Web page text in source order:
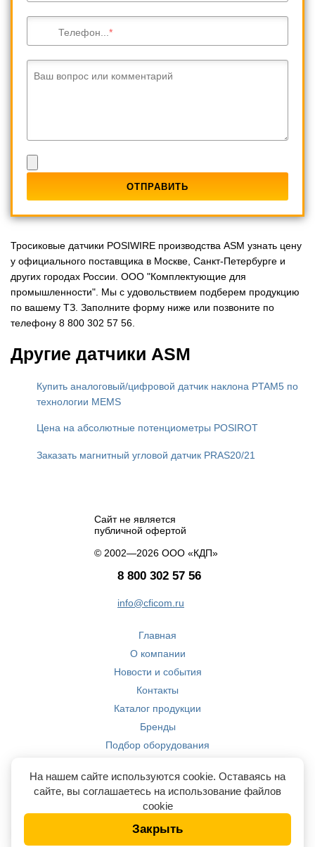
Телефон...
Ваш вопрос или комментарий
Тросиковые датчики POSIWIRE производства ASM узнать цену
у официального поставщика в Москве, Санкт-Петербурге и
других городах России. ООО "Комплектующие для
промышленности". Мы с удовольствием подберем продукцию
по вашему ТЗ. Заполните форму ниже или позвоните по
телефону 8 800 302 57 56.
Другие датчики ASM
Купить аналоговый/цифровой датчик наклона PTAM5 по
технологии MEMS
Цена на абсолютные потенциометры POSIROT
Заказать магнитный угловой датчик PRAS20/21
Сайт не является
публичной офертой
© 2002—2026 ООО «КДП»
8 800 302 57 56
info@cficom.ru
Главная
О компании
Новости и события
Контакты
Каталог продукции
Бренды
Подбор оборудования
Компетенции
На нашем сайте используются cookie. Оставаясь на
сайте, вы соглашаетесь на использование файлов
cookie
Закрыть